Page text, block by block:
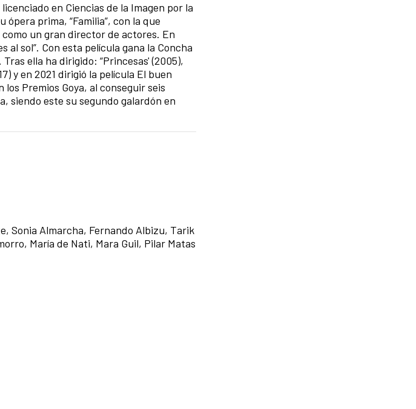
en Ciencias de la Imagen por la
prima, “Familia”, con la que
un gran director de actores. En
al sol”. Con esta película gana la Concha
ella ha dirigido: “Princesas' (2005),
y en 2021 dirigió la película El buen
Premios Goya, al conseguir seis
siendo este su segundo galardón en
Sonia Almarcha, Fernando Albizu, Tarik
María de Nati, Mara Guil, Pilar Matas